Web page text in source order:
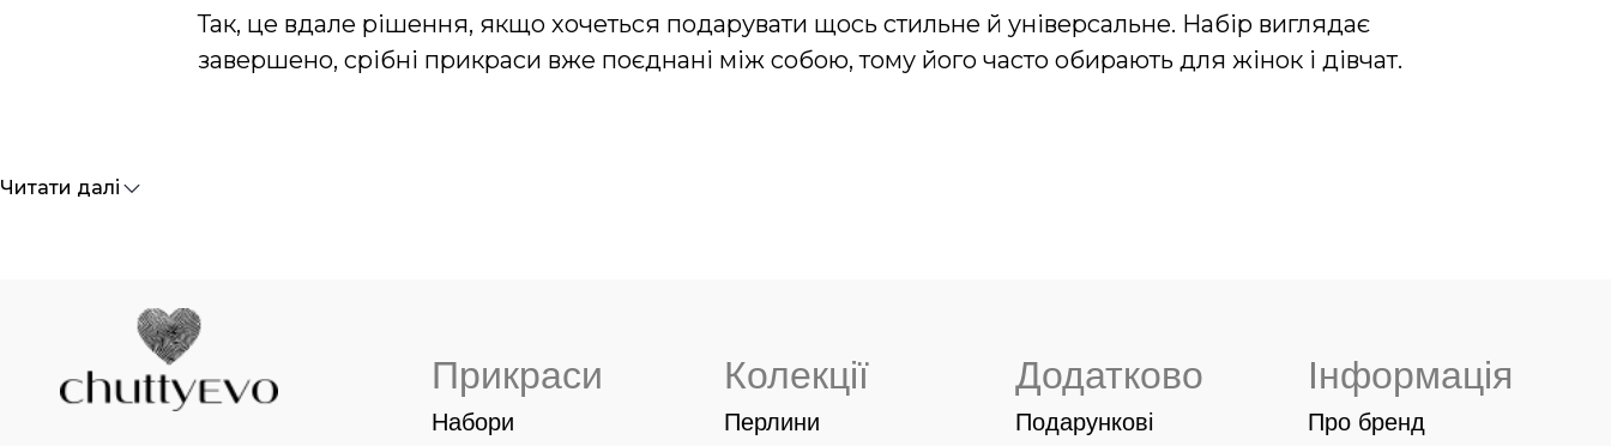
Так, це вдале рішення, якщо хочеться подарувати щось стильне й універсальне. Набір виглядає
завершено, срібні прикраси вже поєднані між собою, тому його часто обирають для жінок і дівчат.
Читати далі
Прикраси
Набори
Колекції
Перлини
Додатково
Подарункові
Інформація
Про бренд